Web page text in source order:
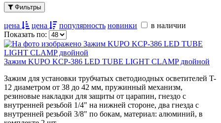
Фильтры
цена цена популярность новинки
в наличии
Показать по:
Зажим KUPO KCP-386 LED TUBE LIGHT CLAMP двойной
Зажим для установки трубчатых светодиодных осветителей T-
12 диаметром от 38 до 42 мм, пружинный механизм,
резиновые накладки для защиты от царапин, гнездо с
внутренней резьбой 1/4" на нижней стороне, два гнезда с
внутренней резьбой 3/8" по бокам, материал: алюминий, в